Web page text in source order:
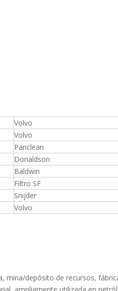
Volvo
Volvo
Panclean
Donaldson
Baldwin
Filtro SF
Snijder
Volvo
mina/depósito de recursos,